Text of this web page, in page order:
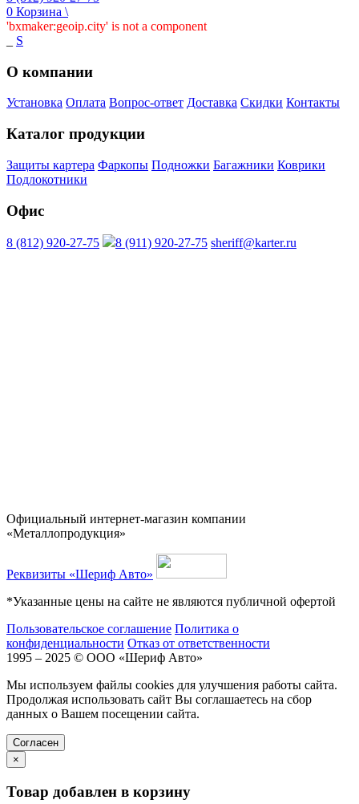
0 Корзина \
'bxmaker:geoip.city' is not a component
S
О компании
Установка Оплата Вопрос-ответ Доставка Скидки Контакты
Каталог продукции
Защиты картера Фаркопы Подножки Багажники Коврики
Подлокотники
Офис
8 (812) 920-27-75 8 (911) 920-27-75 sheriff@karter.ru
Официальный интернет-магазин компании
«Металлопродукция»
Реквизиты «Шериф Авто»
*Указанные цены на сайте не являются публичной офертой
Пользовательское соглашение Политика о
конфиденциальности Отказ от ответственности
1995 – 2025 © ООО «Шериф Авто»
Мы используем файлы cookies для улучшения работы сайта.
Продолжая использовать сайт Вы соглашаетесь на сбор
данных о Вашем посещении сайта.
Cогласен
×
Товар добавлен в корзину